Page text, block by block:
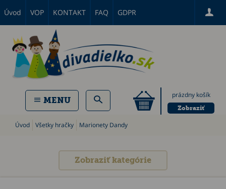
Úvod VOP KONTAKT FAQ GDPR
prázdny košík
Zobraziť
MENU
Úvod Všetky hračky Marionety Dandy
Zobraziť kategórie